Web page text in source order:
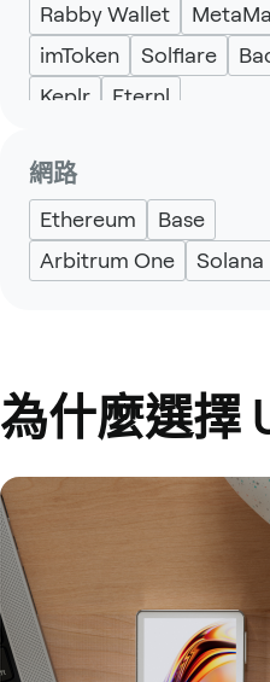
Rabby Wallet
imToken
Solflare
Keplr
Eternl
網路
Ethereum
Base
Arbitrum One
Solana
為什麼選擇